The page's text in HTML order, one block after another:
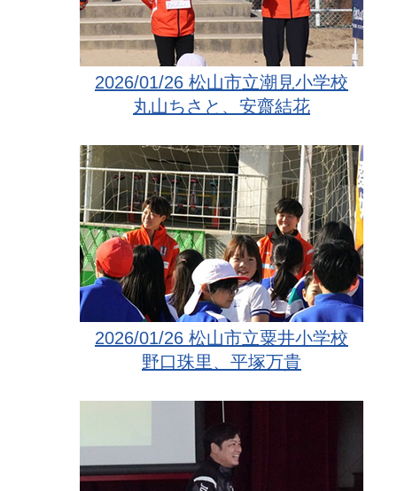
2026/01/26 松山市立潮見小学校
丸山ちさと、安齋結花
2026/01/26 松山市立粟井小学校
野口珠里、平塚万貴